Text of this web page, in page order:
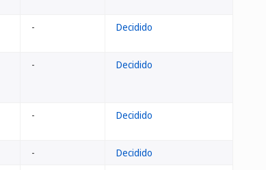
- Decidido
- Decidido
- Decidido
-
Decidido